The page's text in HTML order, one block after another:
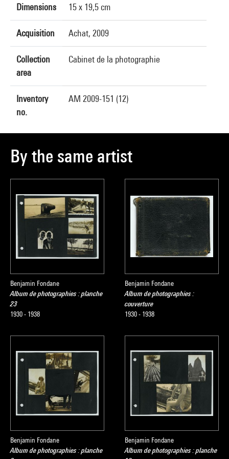
Dimensions 15 x 19,5 cm
Acquisition Achat, 2009
Collection
area
Cabinet de la photographie
Inventory
no.
AM 2009-151 (12)
By the same artist
Benjamin Fondane
Album de photographies : planche
23
1930 - 1938
Benjamin Fondane
Album de photographies :
couverture
1930 - 1938
Benjamin Fondane
Album de photographies : planche
Benjamin Fondane
Album de photographies : planche